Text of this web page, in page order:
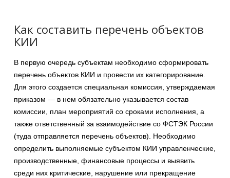
Как составить перечень объектов
КИИ
В первую очередь субъектам необходимо сформировать
перечень объектов КИИ и провести их категорирование.
Для этого создается специальная комиссия, утверждаемая
приказом — в нем обязательно указывается состав
комиссии, план мероприятий со сроками исполнения, а
также ответственный за взаимодействие со ФСТЭК России
(туда отправляется перечень объектов). Необходимо
определить выполняемые субъектом КИИ управленческие,
производственные, финансовые процессы и выявить
среди них критические, нарушение или прекращение